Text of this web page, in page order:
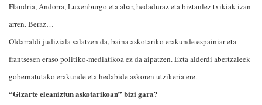
Flandria, Andorra, Luxenburgo eta abar, hedaduraz eta biztanlez txikiak izan
arren. Beraz…
Oldarraldi judiziala salatzen da, baina askotariko erakunde espainiar eta
frantsesen eraso politiko-mediatikoa ez da aipatzen. Ezta alderdi abertzaleek
gobernatutako erakunde eta hedabide askoren utzikeria ere.
“Gizarte eleaniztun askotarikoan” bizi gara?